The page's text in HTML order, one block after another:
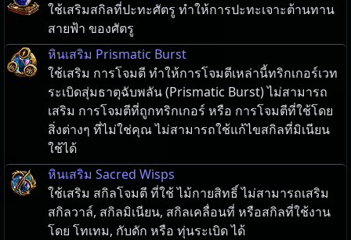
ใช้เสริมสกิลที่ปะทะศัตรู ทำให้การปะทะเจาะต้านทาน
สายฟ้า ของศัตรู
หินเสริม Prismatic Burst
ใช้เสริม การโจมตี ทำให้การโจมตีเหล่านี้ทริกเกอร์เวท
ระเบิดสุ่มธาตุฉับพลัน (Prismatic Burst) ไม่สามารถ
เสริม การโจมตีที่ถูกทริกเกอร์ หรือ การโจมตีที่ใช้โดย
สิ่งต่างๆ ที่ไม่ใช่คุณ ไม่สามารถใช้แก้ไขสกิลที่มิเนียน
ใช้ได้
หินเสริม Sacred Wisps
ใช้เสริม สกิลโจมตี ที่ใช้ ไม้กายสิทธิ์ ไม่สามารถเสริม
สกิลวาล์, สกิลมิเนียน, สกิลเคลื่อนที่ หรือสกิลที่ใช้งาน
โดย โทเทม, กับดัก หรือ ทุ่นระเบิด ได้